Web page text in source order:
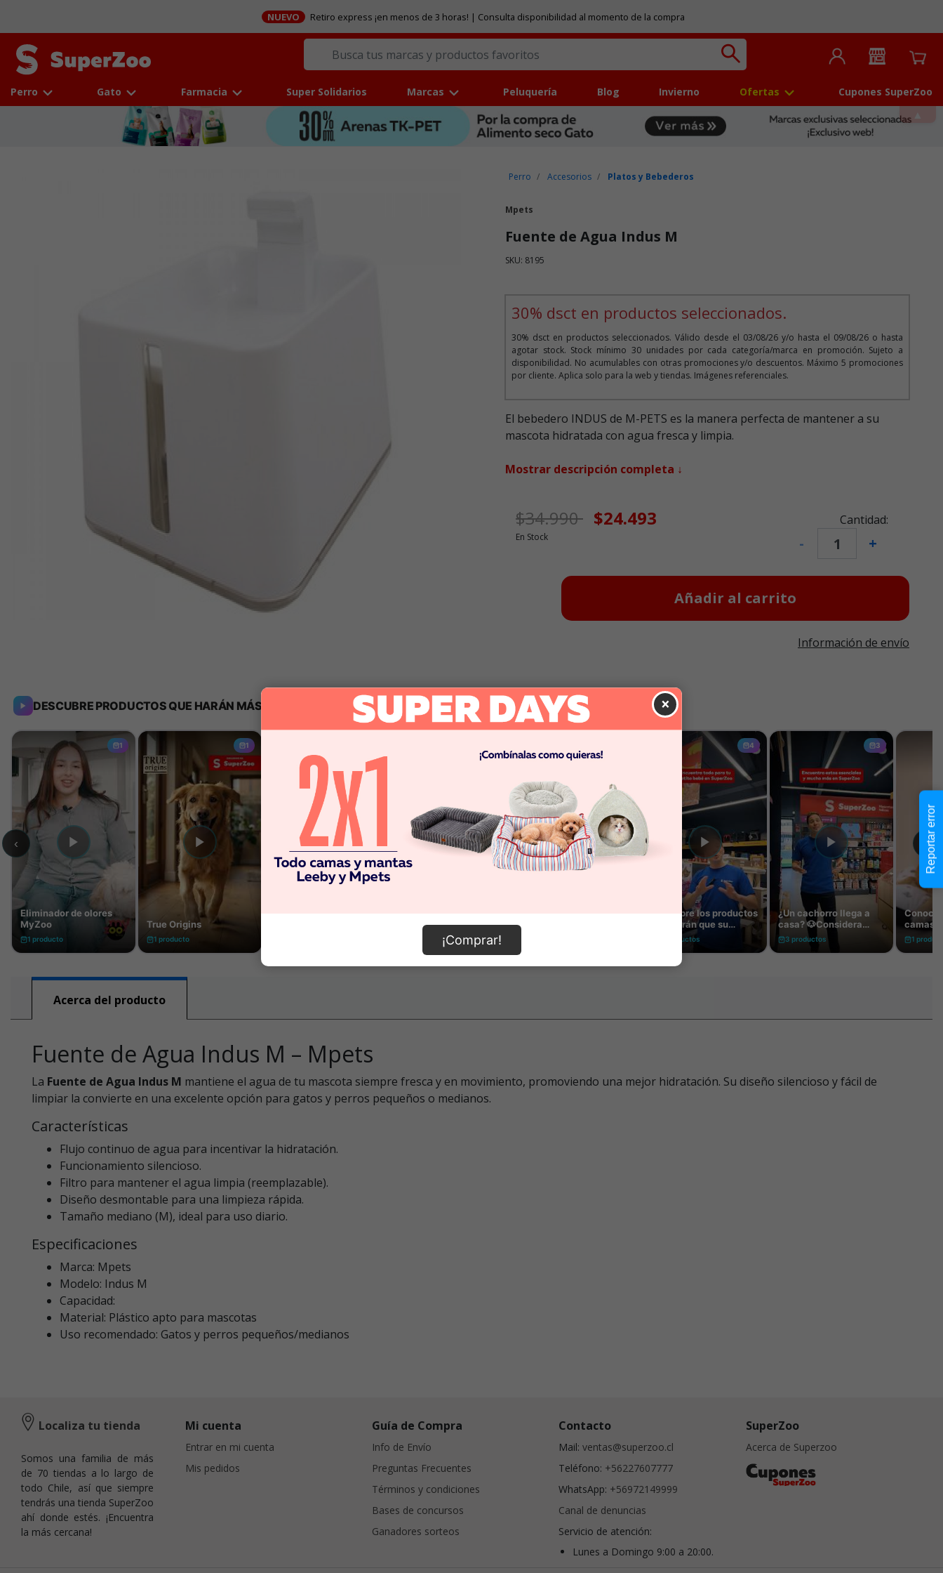
NUEVO Retiro express ¡en menos de 3 horas! | Consulta disponibilidad al momento de la compra
Perro Gato Farmacia Super Solidarios Marcas Peluquería Blog Invierno Ofertas Cupones SuperZoo
Perro Accesorios Platos y Bebederos
Mpets
Fuente de Agua Indus M
SKU: 8195
30% dsct en productos seleccionados.
30% dsct en productos seleccionados. Válido desde el 03/08/26 y/o hasta el 09/08/26 o hasta
agotar stock. Stock mínimo 30 unidades por cada categoría/marca en promoción. Sujeto a
disponibilidad. No acumulables con otras promociones y/o descuentos. Máximo 5 promociones
por cliente. Aplica solo para la web y tiendas. Imágenes referenciales.
El bebedero INDUS de M-PETS es la manera perfecta de mantener a su
mascota hidratada con agua fresca y limpia.
Mostrar descripción completa ↓
Cantidad:
- +
Precio de oferta desde
$34.990a $24.493
En Stock
Añadir al carrito
Información de envío
Acerca del producto
Fuente de Agua Indus M – Mpets
La Fuente de Agua Indus M mantiene el agua de tu mascota siempre fresca y en movimiento, promoviendo una mejor hidratación. Su diseño silencioso y fácil de
limpiar la convierte en una excelente opción para gatos y perros pequeños o medianos.
Características
Flujo continuo de agua para incentivar la hidratación.
Funcionamiento silencioso.
Filtro para mantener el agua limpia (reemplazable).
Diseño desmontable para una limpieza rápida.
Tamaño mediano (M), ideal para uso diario.
Especificaciones
Marca: Mpets
Modelo: Indus M
Capacidad:
Material: Plástico apto para mascotas
Uso recomendado: Gatos y perros pequeños/medianos
×
¡Comprar!
Localiza tu tienda
Somos una familia de más
de 70 tiendas a lo largo de
todo Chile, así que siempre
tendrás una tienda SuperZoo
ahí donde estés. ¡Encuentra
la más cercana!
Mi cuenta
Entrar en mi cuenta
Mis pedidos
Guía de Compra
Info de Envío
Preguntas Frecuentes
Términos y condiciones
Bases de concursos
Ganadores sorteos
Contacto
Mail: ventas@superzoo.cl
Teléfono: +56227607777
WhatsApp: +56972149999
Canal de denuncias
Servicio de atención:
Lunes a Domingo 9:00 a 20:00.
SuperZoo
Acerca de Superzoo
Reportar error